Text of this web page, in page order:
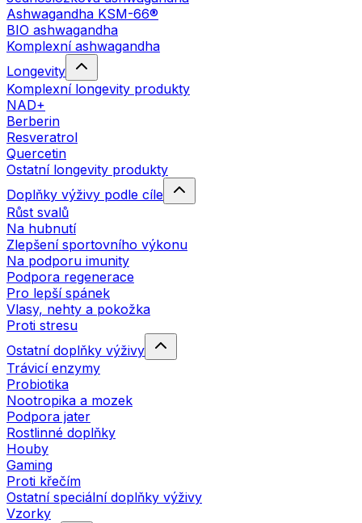
Ashwagandha KSM-66®
BIO ashwagandha
Komplexní ashwagandha
Longevity
Komplexní longevity produkty
NAD+
Berberin
Resveratrol
Quercetin
Ostatní longevity produkty
Doplňky výživy podle cíle
Růst svalů
Na hubnutí
Zlepšení sportovního výkonu
Na podporu imunity
Podpora regenerace
Pro lepší spánek
Vlasy, nehty a pokožka
Proti stresu
Ostatní doplňky výživy
Trávicí enzymy
Probiotika
Nootropika a mozek
Podpora jater
Rostlinné doplňky
Houby
Gaming
Proti křečím
Ostatní speciální doplňky výživy
Vzorky